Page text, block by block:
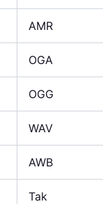
AMR
OGA
OGG
WAV
AWB
Tak